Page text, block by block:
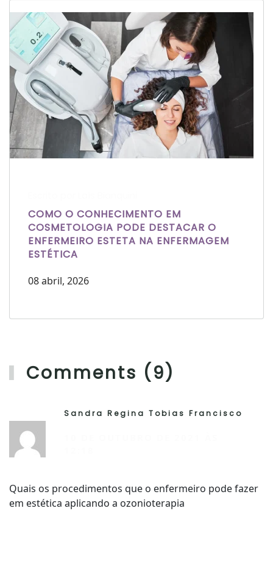
COMO O CONHECIMENTO EM
COSMETOLOGIA PODE DESTACAR O
ENFERMEIRO ESTETA NA ENFERMAGEM
ESTÉTICA
08 abril, 2026
Comments (9)
Sandra Regina Tobias Francisco
Quais os procedimentos que o enfermeiro pode fazer
em estética aplicando a ozonioterapia